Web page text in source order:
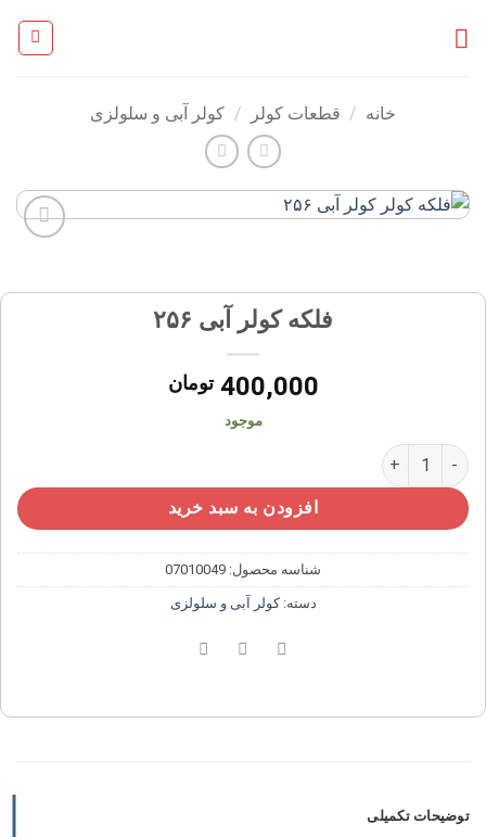
خانه / قطعات کولر / کولر آبی و سلولزی
علاقه
فلکه کولر آبی ۲۵۶
400,000 تومان
موجود
فلکه کولر آبی ۲۵۶ عدد
افزودن به سبد خرید
شناسه محصول: 07010049
دسته:کولر آبی و سلولزی
توضیحات تکمیلی